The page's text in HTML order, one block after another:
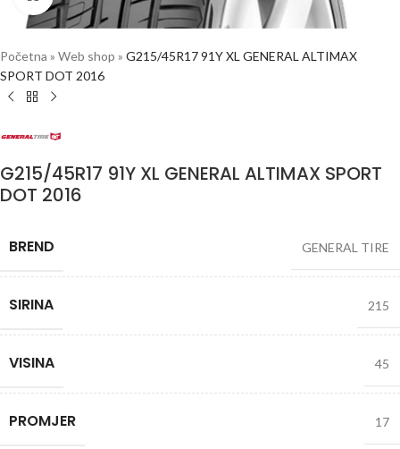
Početna » Web shop » G215/45R17 91Y XL GENERAL ALTIMAX
SPORT DOT 2016
G215/45R17 91Y XL GENERAL ALTIMAX SPORT
DOT 2016
BREND GENERAL TIRE
SIRINA 215
VISINA 45
PROMJER 17